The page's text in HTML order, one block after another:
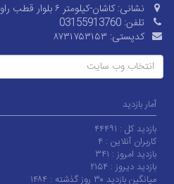
نشانی: کاشان-کیلومتر ۶ بلوار قطب راوندی-دانشکده علوم انسانی-
تلفن: 03155913760
کدپستی: ۸۷۳۱۷۵۳۱۵۳
انتخاب وب سایت
آمار بازدید
بازدید کل : ۴۴۴۹۱
کاربران آنلاین : ۴
بازدید امروز : ۳۴۱
بازدید دیروز : ۲۱۵۴
میانگین بازدید ۳۰ روز گذشته :
۱۴۸۴